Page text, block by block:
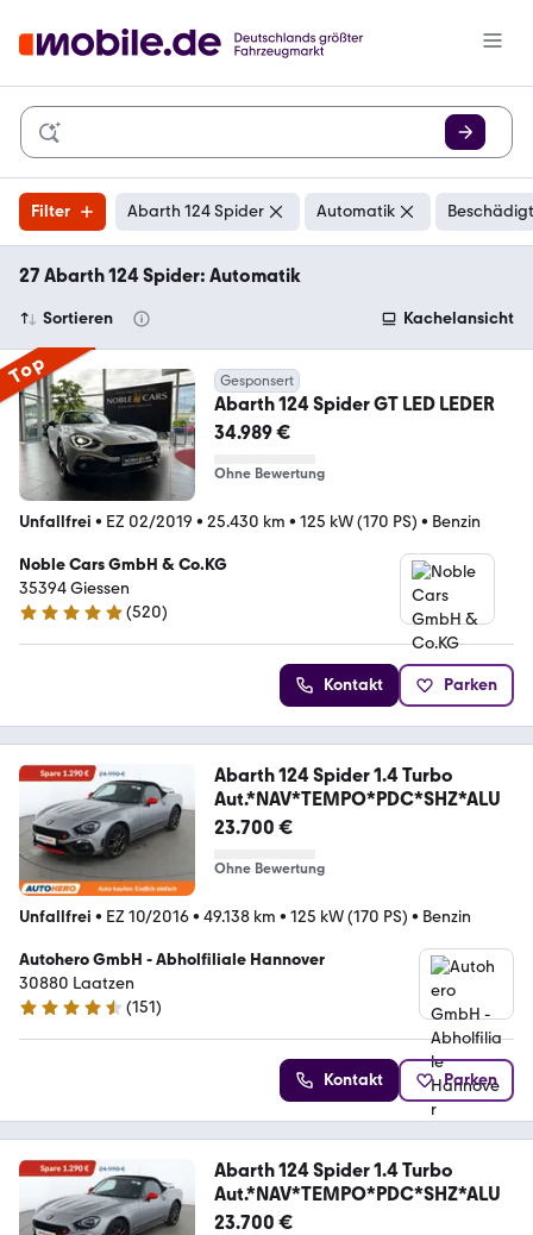
Filter Abarth 124 Spider Automatik
27 Abarth 124 Spider: Automatik
Sortieren Kachelansicht
Top Gesponsert
Abarth 124 Spider GT LED LEDER
34.989 €
Ohne Bewertung
Unfallfrei • EZ 02/2019 • 25.430 km • 125 kW (170 PS) • Benzin
Noble Cars GmbH & Co.KG
35394 Giessen
4.9 Sterne
(520)
Kontakt Parken
Abarth 124 Spider 1.4 Turbo
Aut.*NAV*TEMPO*PDC*SHZ*ALU
23.700 €
Ohne Bewertung
Unfallfrei • EZ 10/2016• 49.138 km • 125 kW (170 PS) • Benzin
Autohero GmbH - Abholfiliale Hannover
30880 Laatzen
4.7 Sterne
(151)
Kontakt Parken
Abarth 124 Spider 1.4 Turbo
Aut.*NAV*TEMPO*PDC*SHZ*ALU
23.700 €